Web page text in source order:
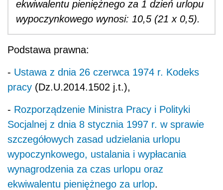
ekwiwalentu pieniężnego za 1 dzień urlopu
wypoczynkowego wynosi: 10,5 (21 x 0,5).
Podstawa prawna:
- Ustawa z dnia 26 czerwca 1974 r. Kodeks
pracy (Dz.U.2014.1502 j.t.),
- Rozporządzenie Ministra Pracy i Polityki
Socjalnej z dnia 8 stycznia 1997 r. w sprawie
szczegółowych zasad udzielania urlopu
wypoczynkowego, ustalania i wypłacania
wynagrodzenia za czas urlopu oraz
ekwiwalentu pieniężnego za urlop.